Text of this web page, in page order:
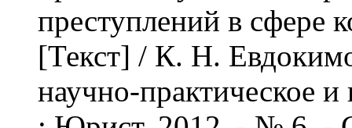
преступлений в сфере
[Текст] / К. Н.
научно-практическое